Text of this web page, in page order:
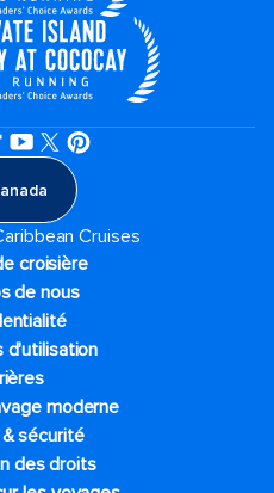
Cruises
croisière
de nous
d'utilisation
moderne
sécurité
des droits